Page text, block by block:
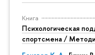
Книга
Психологическая
спортсмена /